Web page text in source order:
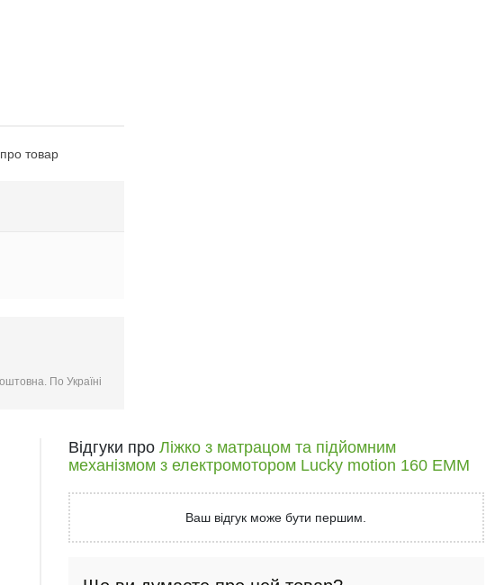
товар
По Україні
Відгуки про Ліжко з матрацом та підйомним
механізмом з електромотором Lucky motion 160 EMM
Ваш відгук може бути першим.